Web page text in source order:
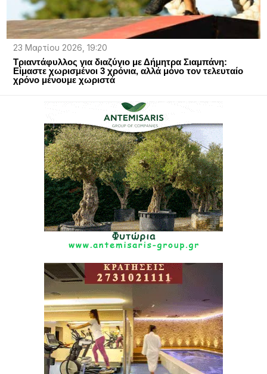
23 Μαρτίου 2026, 19:20
Τριαντάφυλλος για διαζύγιο με Δήμητρα Σιαμπάνη:
Eίμαστε χωρισμένοι 3 χρόνια, αλλά μόνο τον τελευταίο
χρόνο μένουμε χωριστά